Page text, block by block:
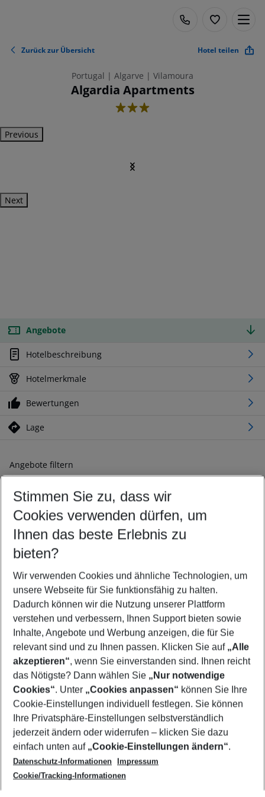
Zurück zur Übersicht Hotel teilen
Portugal | Algarve | Vilamoura
Algardia Apartments
3
Previous
Next
Angebote
Hotelbeschreibung
Hotelmerkmale
Bewertungen
Lage
Angebote filtern
Ändern Sie Ihre Kriterien nach Ihren Wünschen
Abflughafen wählen
Beliebiger Abflughafen
Reisezeitraum wählen
08.08.26– 06.08.27 5-8 Nächte
2 Erwachsene Keine Kinder
Mehr Filter anzeigen
Footer
Footer navigation
Über uns
AGB
Cookie-Einstellungen ändern
Cookie-Richtlinie
Datenschutz
Service & Hilfe
Barrierefreies Reisen
Check-in
Folgen Sie uns
Stimmen Sie zu, dass wir
Cookies verwenden dürfen, um
Ihnen das beste Erlebnis zu
bieten?
Wir verwenden Cookies und ähnliche Technologien, um
unsere Webseite für Sie funktionsfähig zu halten.
Dadurch können wir die Nutzung unserer Plattform
verstehen und verbessern, Ihnen Support bieten sowie
Inhalte, Angebote und Werbung anzeigen, die für Sie
relevant sind und zu Ihnen passen. Klicken Sie auf „Alle
akzeptieren“, wenn Sie einverstanden sind. Ihnen reicht
das Nötigste? Dann wählen Sie „Nur notwendige
Cookies“. Unter „Cookies anpassen“ können Sie Ihre
Cookie-Einstellungen individuell festlegen. Sie können
Ihre Privatsphäre-Einstellungen selbstverständlich
jederzeit ändern oder widerrufen – klicken Sie dazu
einfach unten auf „Cookie-Einstellungen ändern“.
Datenschutz-Informationen
Impressum
Cookie/Tracking-Informationen